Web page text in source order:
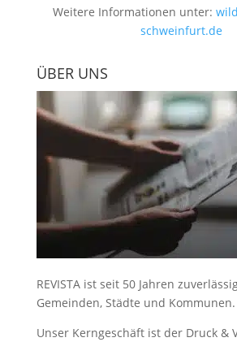
Weitere Informationen unter:
schweinfurt.de
ÜBER UNS
REVISTA ist seit 50 Jahren
Gemeinden, Städte und Kommunen.
Unser Kerngeschäft ist der Druck &